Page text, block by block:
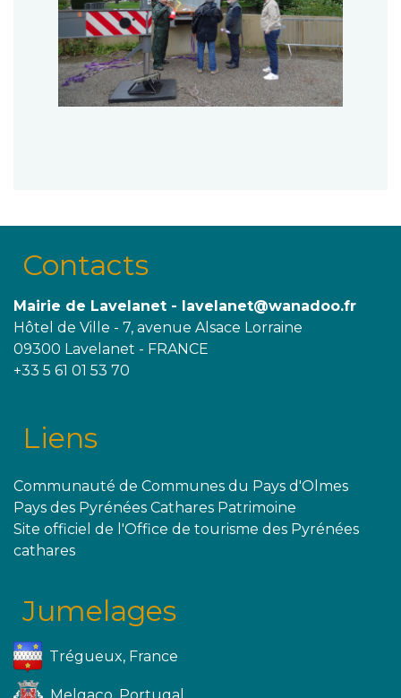
Contacts
Mairie de Lavelanet - lavelanet@wanadoo.fr
Hôtel de Ville - 7, avenue Alsace Lorraine
09300 Lavelanet - FRANCE
+33 5 61 01 53 70
Liens
Communauté de Communes du Pays d'Olmes
Pays des Pyrénées Cathares Patrimoine
Site officiel de l'Office de tourisme des Pyrénées
cathares
Jumelages
Trégueux, France
Melgaço, Portugal